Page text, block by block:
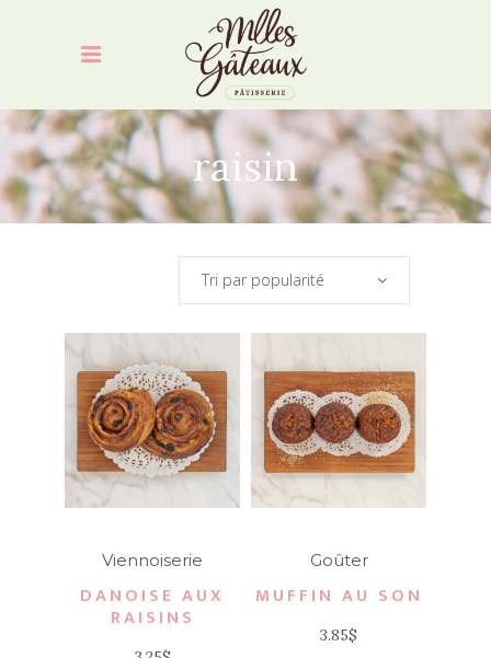
raisin
Tri par popularité
Viennoiserie
DANOISE AUX
RAISINS
Goûter
MUFFIN AU SON
3.85$